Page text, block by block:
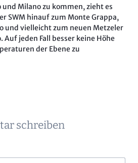
und Milano zu kommen, zieht es
SWM hinauf zum Monte Grappa,
und vielleicht zum neuen Metzeler
Auf jeden Fall besser keine Höhe
der Ebene zu
schreiben